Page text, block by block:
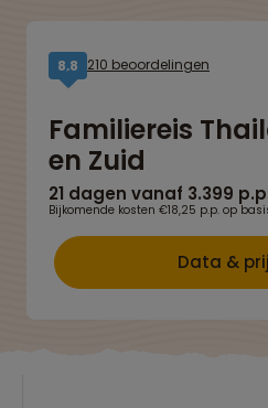
8,8 210 beoordelingen
Familiereis
en Zuid
21 dagen vanaf 3.399
Bijkomende kosten €18,25 p.p. op
Data &